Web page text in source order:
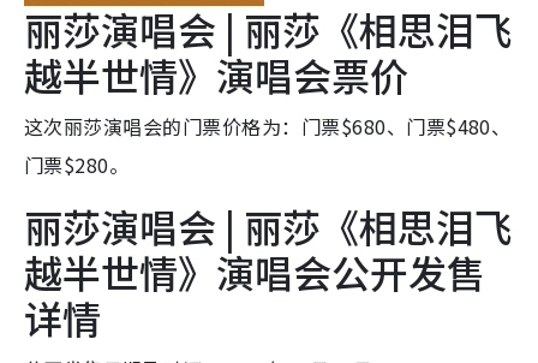
丽莎演唱会 | 丽莎《相思泪飞
越半世情》演唱会票价
这次丽莎演唱会的门票价格为：门票$680、门票$480、
门票$280。
丽莎演唱会 | 丽莎《相思泪飞
越半世情》演唱会公开发售
详情